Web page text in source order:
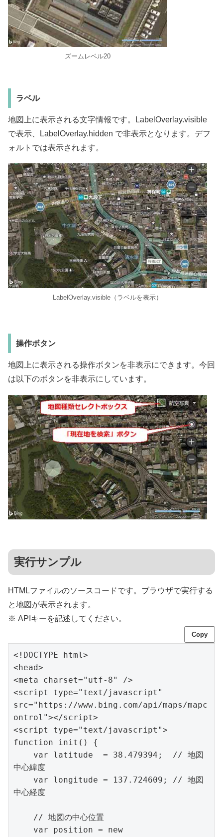
ズームレベル20
ラベル
地図上に表示される文字情報です。LabelOverlay.visible
で表示、LabelOverlay.hidden で非表示となります。デフ
ォルトでは表示されます。
LabelOverlay.visible（ラベルを表示）
操作ボタン
地図上に表示される操作ボタンを非表示にできます。今回
は以下のボタンを非表示にしています。
実行サンプル
HTMLファイルのソースコードです。ブラウザで実行する
と地図が表示されます。
※ APIキーを記述してください。
Copy
<!DOCTYPE html>
<head>
<meta charset="utf-8" />
<script type="text/javascript"
src="https://www.bing.com/api/maps/mapc
ontrol"></script>
<script type="text/javascript">
function init() {
中心緯度
中心経度